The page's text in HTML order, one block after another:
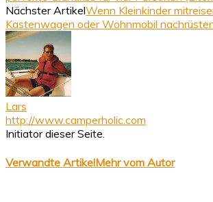
Nächster ArtikelWenn Kleinkinder
Kastenwagen oder Wohnmobil
Lars
http://www.camperholic.com
Initiator dieser Seite.
Verwandte ArtikelMehr vom Autor